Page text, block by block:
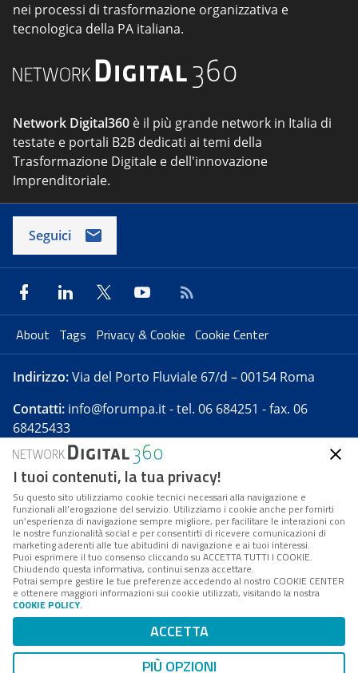
nei processi di trasformazione organizzativa e
tecnologica della PA italiana.
Network Digital360 è il più grande network in Italia di
testate e portali B2B dedicati ai temi della
Trasformazione Digitale e dell'innovazione
Imprenditoriale.
Seguici
About Tags Privacy & Cookie Cookie Center
Indirizzo:Via del Porto Fluviale 67/d – 00154 Roma
Contatti: info@forumpa.it- tel. 06 684251 - fax. 06
68425433
Forumpa.itè una pubblicazione telematica iscritta
presso Registro della stampa del Tribunale di Roma -
Reg. n. 182 del 2 maggio 2008 - Direttore resp. Michela
Stentella
FPA s.r.l. è società soggetta a Direzione e
Coordinamento da parte di Digital360 S.p.A. - FPA s.r.l.
è un'azienda certificata per il sistema di management
Codice Fiscale/Partita IVA n. 10693191008 - R.E.A. Roma
n. 1249791. ISP AWS
Mappa del sito
I tuoi contenuti, la tua privacy!
Su questo sito utilizziamo cookie tecnici necessari alla navigazione e
funzionali all’erogazione del servizio. Utilizziamo i cookie anche per fornirti
un’esperienza di navigazione sempre migliore, per facilitare le interazioni con
le nostre funzionalità social e per consentirti di ricevere comunicazioni di
marketing aderenti alle tue abitudini di navigazione e ai tuoi interessi.
Puoi esprimere il tuo consenso cliccando su ACCETTA TUTTI I COOKIE.
Chiudendo questa informativa, continui senza accettare.
Potrai sempre gestire le tue preferenze accedendo al nostro COOKIE CENTER
e ottenere maggiori informazioni sui cookie utilizzati, visitando la nostra
COOKIE POLICY.
ACCETTA
PIÙ OPZIONI